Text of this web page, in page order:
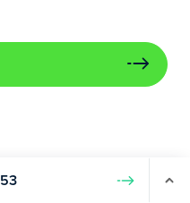
53 Volgende